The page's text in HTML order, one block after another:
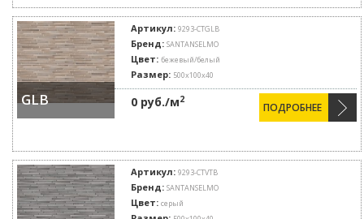
GLB
Артикул: 9293-CTGLB
Бренд: SANTANSELMO
Цвет: бежевый/белый
Размер: 500х100х40
0 руб./м2
ПОДРОБНЕЕ
Артикул: 9293-CTVTB
Бренд: SANTANSELMO
Цвет: серый